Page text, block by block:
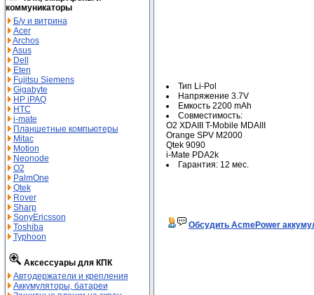
коммуникаторы
Б/у и витрина
Acer
Archos
Asus
Dell
Eten
Fujitsu Siemens
Gigabyte
HP iPAQ
HTC
i-mate
Планшетные компьютеры
Mitac
Motion
Neonode
O2
PalmOne
Qtek
Rover
Sharp
SonyEricsson
Toshiba
Typhoon
Аксессуары для КПК
Автодержатели и крепления
Аккумуляторы, батареи
Тип Li-Pol
Напряжение 3.7V
Емкость 2200 mAh
Совместимость:
O2 XDAIII T-Mobile MDAIII
Orange SPV M2000
Qtek 9090
i-Mate PDA2k
Гарантия: 12 мес.
Обсудить AcmePower